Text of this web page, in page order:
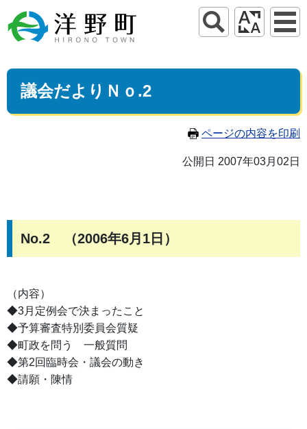
議会だよりＮｏ.2
ページの内容を印刷
公開日 2007年03月02日
No.2 （2006年6月1日）
（内容）
◆3月定例会で決まったこと
◆予算審査特別委員会質疑
◆町政を問う 一般質問
◆第2回臨時会・議会の動き
◆請願・陳情